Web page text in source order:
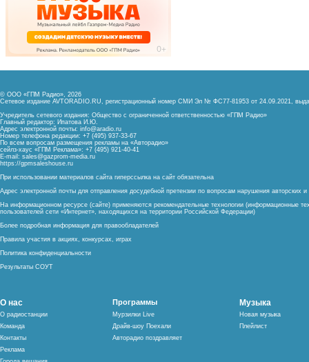
© ООО «ГПМ Радио», 2026
Сетевое издание AVTORADIO.RU, регистрационный номер СМИ Эл № ФС77-81953 от 24.09.2021,
Учредитель сетевого издания: Общество с ограниченной ответственностью «ГПМ Радио»
Главный редактор: Ипатова И.Ю.
Адрес электронной почты: info@aradio.ru
Номер телефона редакции: +7 (495) 937-33-67
По всем вопросам размещения рекламы на «Авторадио»
сейлз-хаус «ГПМ Реклама»: +7 (495) 921-40-41
E-mail: sales@gazprom-media.ru
https://gpmsaleshouse.ru
При использовании материалов сайта гиперссылка на сайт обязательна
Адрес электронной почты для отправления досудебной претензии по вопросам нарушения авторских
На информационном ресурсе (сайте) применяются рекомендательные технологии (информационные
пользователей сети «Интернет», находящихся на территории Российской Федерации)
Более подробная информация для правообладателей
Правила участия в акциях, конкурсах, играх
Политика конфиденциальности
Результаты СОУТ
О нас
О радиостанции
Команда
Контакты
Реклама
Программы
Мурзилки Live
Драйв-шоу Поехали
Авторадио поздравляет
Музыка
Новая музыка
Плейлист